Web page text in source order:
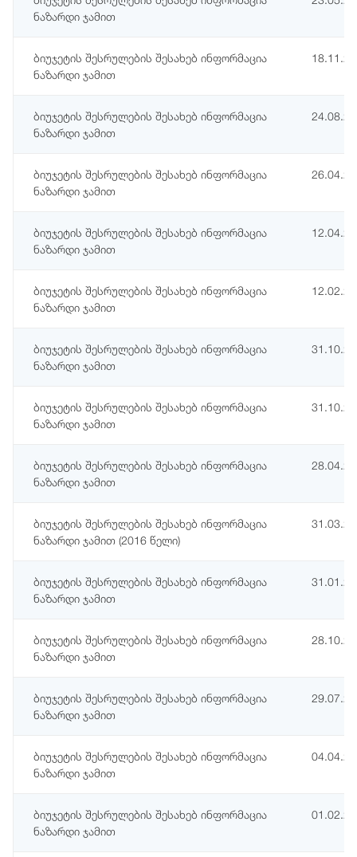
ნაზარდი ჯამით
ბიუჯეტის შესრულების შესახებ ინფორმაცია
ნაზარდი ჯამით
ბიუჯეტის შესრულების შესახებ ინფორმაცია
ნაზარდი ჯამით
ბიუჯეტის შესრულების შესახებ ინფორმაცია
ნაზარდი ჯამით
ბიუჯეტის შესრულების შესახებ ინფორმაცია
ნაზარდი ჯამით
ბიუჯეტის შესრულების შესახებ ინფორმაცია
ნაზარდი ჯამით
ბიუჯეტის შესრულების შესახებ ინფორმაცია
ნაზარდი ჯამით
ბიუჯეტის შესრულების შესახებ ინფორმაცია
ნაზარდი ჯამით
ბიუჯეტის შესრულების შესახებ ინფორმაცია
ნაზარდი ჯამით
ბიუჯეტის შესრულების შესახებ ინფორმაცია
ნაზარდი ჯამით (2016 წელი)
ბიუჯეტის შესრულების შესახებ ინფორმაცია
ნაზარდი ჯამით
ბიუჯეტის შესრულების შესახებ ინფორმაცია
ნაზარდი ჯამით
ბიუჯეტის შესრულების შესახებ ინფორმაცია
ნაზარდი ჯამით
ბიუჯეტის შესრულების შესახებ ინფორმაცია
ნაზარდი ჯამით
ბიუჯეტის შესრულების შესახებ ინფორმაცია
ნაზარდი ჯამით